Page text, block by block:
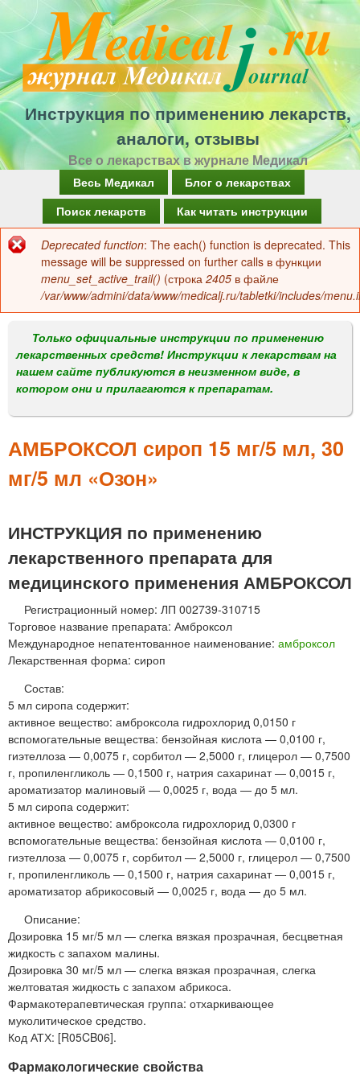
Перейти
к
основному
содержанию
Инструкция по применению лекарств,
аналоги, отзывы
Все о лекарствах в журнале Медикал
а
в
о
м
е
н
Весь Медикал
Блог о лекарствах
Поиск лекарств
Как читать инструкции
Сообщение
об
ошибке
Deprecated function: The each() function is deprecated. This
message will be suppressed on further calls в функции
menu_set_active_trail() (строка 2405 в файле
/var/www/admini/data/www/medicalj.ru/tabletki/includes/
Только официальные инструкции по применению
лекарственных средств! Инструкции к лекарствам на
нашем сайте публикуются в неизменном виде, в
котором они и прилагаются к препаратам.
АМБРОКСОЛ сироп 15 мг/5 мл, 30
мг/5 мл «Озон»
ИНСТРУКЦИЯ по применению
лекарственного препарата для
медицинского применения АМБРОКСОЛ
Регистрационный номер: ЛП 002739-310715
Торговое название препарата: Амброксол
Международное непатентованное наименование: амброксол
Лекарственная форма: сироп
Состав:
5 мл сиропа содержит:
активное вещество: амброксола гидрохлорид 0,0150 г
вспомогательные вещества: бензойная кислота — 0,0100 г,
гиэтеллоза — 0,0075 г, сорбитол — 2,5000 г, глицерол — 0,7500
г, пропиленгликоль — 0,1500 г, натрия сахаринат — 0,0015 г,
ароматизатор малиновый — 0,0025 г, вода — до 5 мл.
5 мл сиропа содержит:
активное вещество: амброксола гидрохлорид 0,0300 г
вспомогательные вещества: бензойная кислота — 0,0100 г,
гиэтеллоза — 0,0075 г, сорбитол — 2,5000 г, глицерол — 0,7500
г, пропиленгликоль — 0,1500 г, натрия сахаринат — 0,0015 г,
ароматизатор абрикосовый — 0,0025 г, вода — до 5 мл.
Описание:
Дозировка 15 мг/5 мл — слегка вязкая прозрачная, бесцветная
жидкость с запахом малины.
Дозировка 30 мг/5 мл — слегка вязкая прозрачная, слегка
желтоватая жидкость с запахом абрикоса.
Фармакотерапевтическая группа: отхаркивающее
муколитическое средство.
Код АТХ: [R05CB06].
Фармакологические свойства